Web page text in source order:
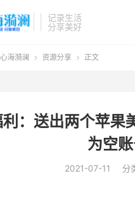
记录生活
分享美好
心海漪澜  资源分享  正文
：送出两个苹果
为空
2021-07-11 分